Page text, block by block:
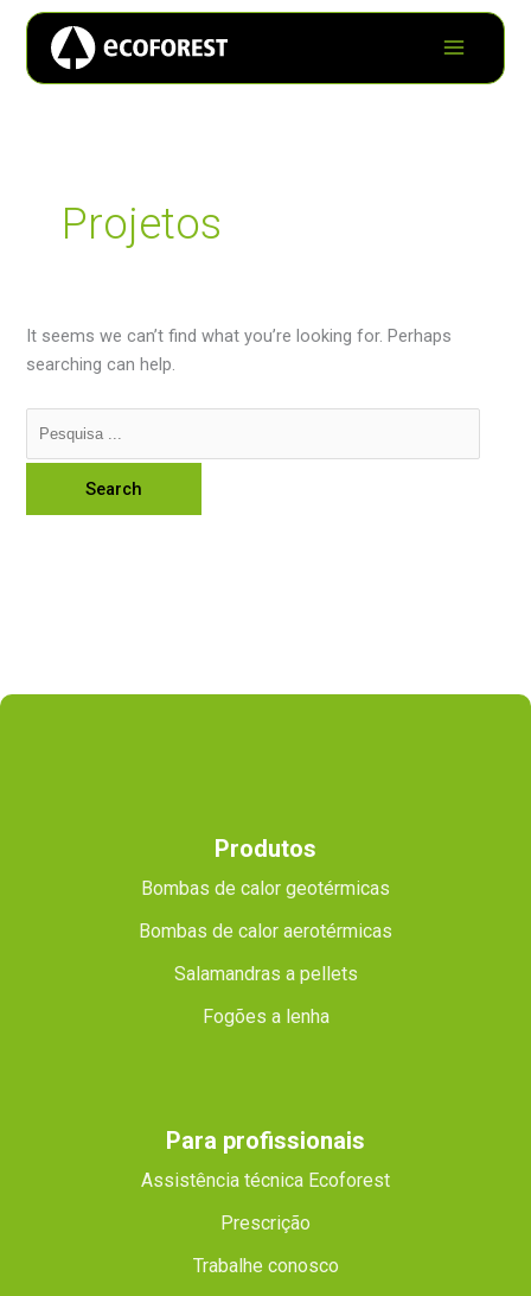
Projetos
It seems we can’t find what you’re looking for. Perhaps
searching can help.
for:
Produtos
Bombas de calor geotérmicas
Bombas de calor aerotérmicas
Salamandras a pellets
Fogões a lenha
Para profissionais
Assistência técnica Ecoforest
Prescrição
Trabalhe conosco